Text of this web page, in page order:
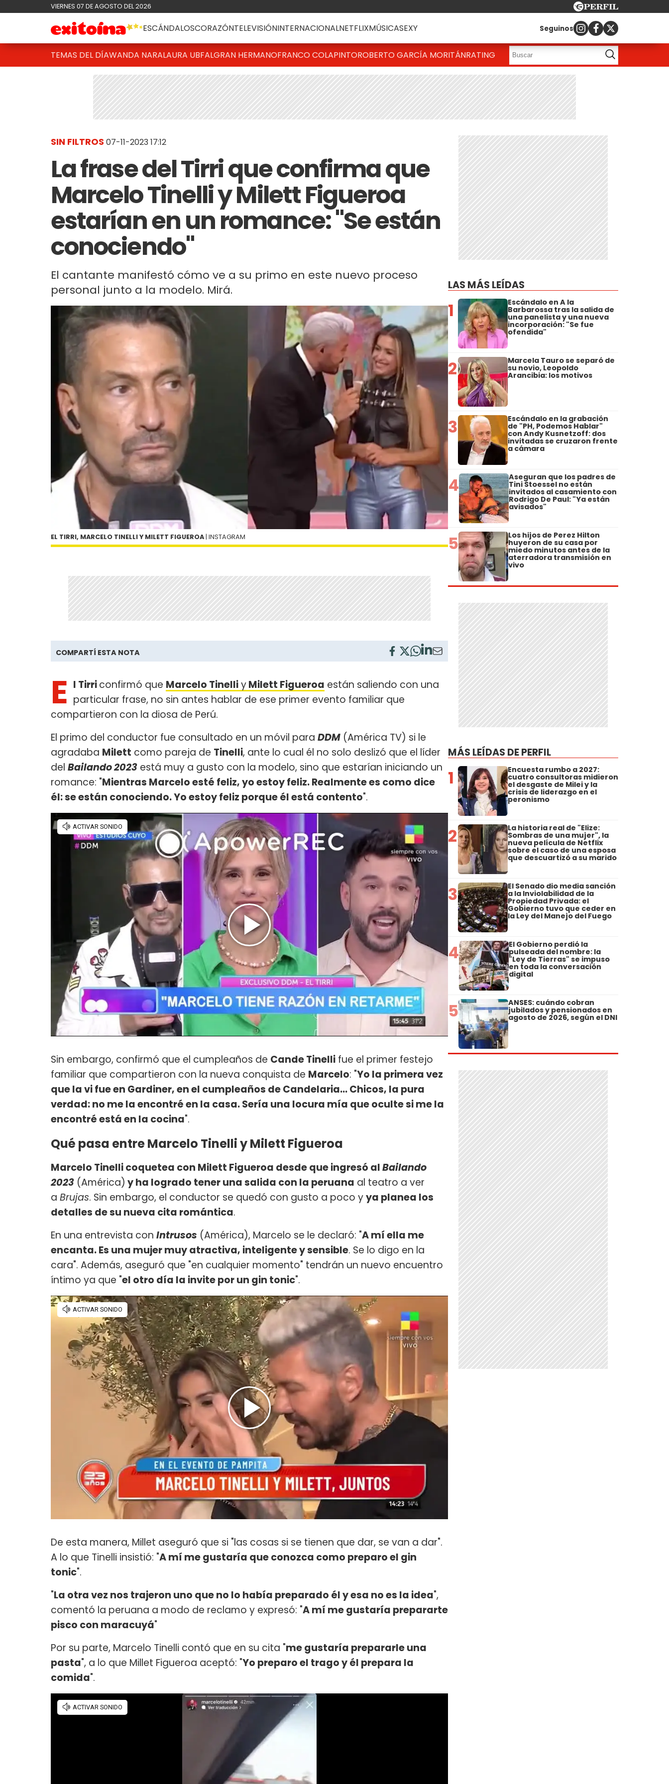
VIERNES 07 DE AGOSTO DEL 2026
ESCÁNDALOSCORAZÓNTELEVISIÓNINTERNACIONALNETFLIXMÚSICASEXY Seguinos
TEMAS DEL DÍAWANDA NARALAURA UBFALGRAN HERMANOFRANCO COLAPINTOROBERTO GARCÍA MORITÁNRATING
SIN FILTROS 07-11-2023 17:12
La frase del Tirri que confirma que
Marcelo Tinelli y Milett Figueroa
estarían en un romance: "Se están
conociendo"
El cantante manifestó cómo ve a su primo en este nuevo proceso
personal junto a la modelo. Mirá.
EL TIRRI, MARCELO TINELLI Y MILETT FIGUEROA | INSTAGRAM
COMPARTÍ ESTA NOTA
E l Tirriconfirmó que Marcelo TinelliyMilett Figueroa están saliendo con una
particular frase, no sin antes hablar de ese primer evento familiar que
compartieron con la diosa de Perú.
El primo del conductor fue consultado en un móvil para DDM (América TV) si le
agradaba Milett como pareja de Tinelli, ante lo cual él no solo deslizó que el líder
del Bailando 2023 está muy a gusto con la modelo, sino que estarían iniciando un
romance: "Mientras Marcelo esté feliz, yo estoy feliz. Realmente es como dice
él: se están conociendo. Yo estoy feliz porque él está contento".
Sin embargo, confirmó que el cumpleaños de Cande Tinelli fue el primer festejo
familiar que compartieron con la nueva conquista de Marcelo: "Yo la primera vez
que la vi fue en Gardiner, en el cumpleaños de Candelaria... Chicos, la pura
verdad: no me la encontré en la casa. Sería una locura mía que oculte si me la
encontré está en la cocina".
Qué pasa entre Marcelo Tinelli y Milett Figueroa
Marcelo Tinelli coquetea con Milett Figueroa desde que ingresó alBailando
2023 (América) y ha logrado tener una salida con la peruana al teatro a ver
a Brujas. Sin embargo, el conductor se quedó con gusto a poco yya planea los
detalles de su nueva cita romántica.
En una entrevista con Intrusos (América), Marcelo se le declaró: "A mí ella me
encanta. Es una mujer muy atractiva, inteligente y sensible. Se lo digo en la
cara". Además, aseguró que "en cualquier momento" tendrán un nuevo encuentro
íntimo ya que "el otro día la invite por un gin tonic".
De esta manera, Millet aseguró que si "las cosas si se tienen que dar, se van a dar".
A lo que Tinelli insistió: "A mí me gustaría que conozca como preparo el gin
tonic".
"La otra vez nos trajeron uno que no lo había preparado él y esa no es la idea",
comentó la peruana a modo de reclamo y expresó: "A mí me gustaría prepararte
pisco con maracuyá"
Por su parte, Marcelo Tinelli contó que en su cita "me gustaría prepararle una
pasta", a lo que Millet Figueroa aceptó: "Yo preparo el trago y él prepara la
comida".
LAS MÁS LEÍDAS
1 Escándalo en A la
Barbarossa tras la salida de
una panelista y una nueva
incorporación: "Se fue
ofendida"
2 Marcela Tauro se separó de
su novio, Leopoldo
Arancibia: los motivos
3 Escándalo en la grabación
de "PH, Podemos Hablar"
con Andy Kusnetzoff: dos
invitadas se cruzaron frente
a cámara
4 Aseguran que los padres de
Tini Stoessel no están
invitados al casamiento con
Rodrigo De Paul: "Ya están
avisados"
5 Los hijos de Perez Hilton
huyeron de su casa por
miedo minutos antes de la
aterradora transmisión en
vivo
MÁS LEÍDAS DE PERFIL
1 Encuesta rumbo a 2027:
cuatro consultoras midieron
el desgaste de Milei y la
crisis de liderazgo en el
peronismo
2 La historia real de "Elize:
Sombras de una mujer", la
nueva película de Netflix
sobre el caso de una esposa
que descuartizó a su marido
3 El Senado dio media sanción
a la Inviolabilidad de la
Propiedad Privada: el
Gobierno tuvo que ceder en
la Ley del Manejo del Fuego
4 El Gobierno perdió la
pulseada del nombre: la
"Ley de Tierras" se impuso
en toda la conversación
digital
5 ANSES: cuándo cobran
jubilados y pensionados en
agosto de 2026, según el DNI